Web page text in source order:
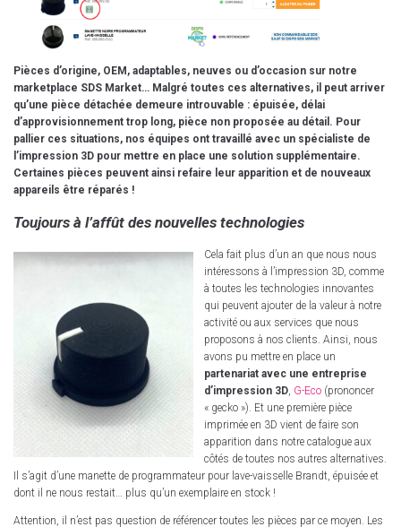
Pièces d’origine, OEM, adaptables, neuves ou d’occasion sur notre
marketplace SDS Market… Malgré toutes ces alternatives, il peut arriver
qu’une pièce détachée demeure introuvable : épuisée, délai
d’approvisionnement trop long, pièce non proposée au détail. Pour
pallier ces situations, nos équipes ont travaillé avec un spécialiste de
l’impression 3D pour mettre en place une solution supplémentaire.
Certaines pièces peuvent ainsi refaire leur apparition et de nouveaux
appareils être réparés !
Toujours à l’affût des nouvelles technologies
Cela fait plus d’un an que nous nous
intéressons à l’impression 3D, comme
à toutes les technologies innovantes
qui peuvent ajouter de la valeur à notre
activité ou aux services que nous
proposons à nos clients. Ainsi, nous
avons pu mettre en place un
partenariat avec une entreprise
d’impression 3D, G-Eco (prononcer
« gecko »). Et une première pièce
imprimée en 3D vient de faire son
apparition dans notre catalogue aux
côtés de toutes nos autres alternatives.
Il s’agit d’une manette de programmateur pour lave-vaisselle Brandt, épuisée et
dont il ne nous restait… plus qu’un exemplaire en stock !
Attention, il n’est pas question de référencer toutes les pièces par ce moyen. Les